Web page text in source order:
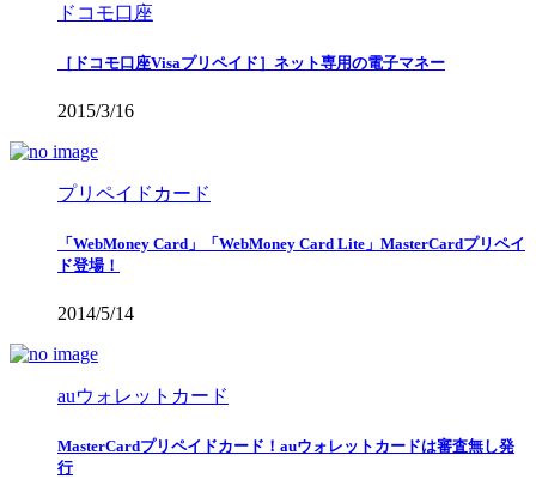
ドコモ口座
［ドコモ口座Visaプリペイド］ネット専用の電子マネー
2015/3/16
プリペイドカード
「WebMoney Card」「WebMoney Card Lite」MasterCardプリペイ
ド登場！
2014/5/14
auウォレットカード
MasterCardプリペイドカード！auウォレットカードは審査無し発
行